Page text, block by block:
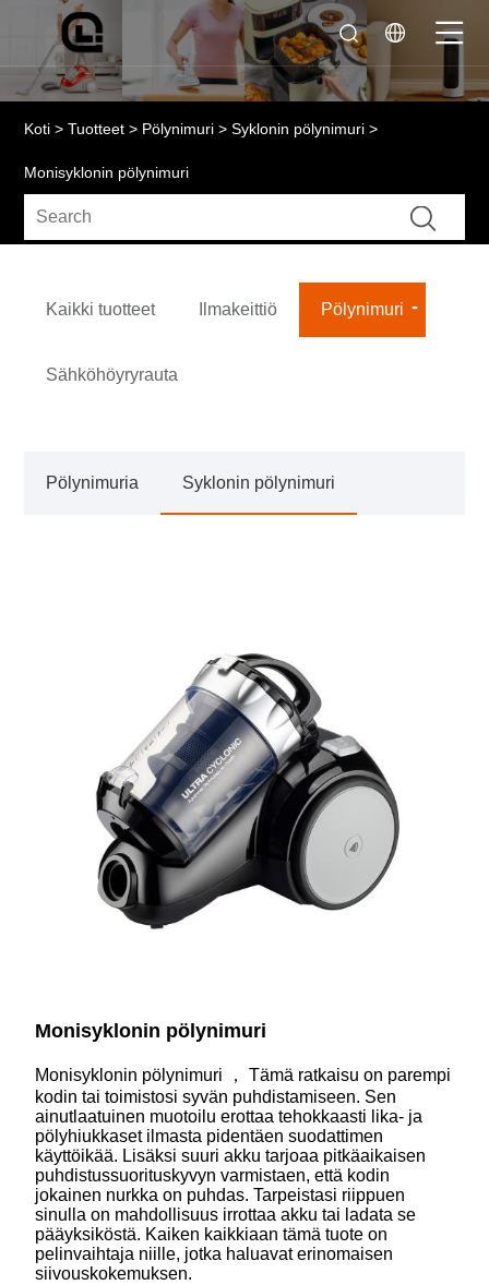
Koti > Tuotteet > Pölynimuri >Syklonin pölynimuri >
Monisyklonin pölynimuri
Kaikki tuotteet Ilmakeittiö Pölynimuri
Sähköhöyryrauta
Pölynimuria Syklonin pölynimuri
Monisyklonin pölynimuri
Monisyklonin pölynimuri ， Tämä ratkaisu on parempi
kodin tai toimistosi syvän puhdistamiseen. Sen
ainutlaatuinen muotoilu erottaa tehokkaasti lika- ja
pölyhiukkaset ilmasta pidentäen suodattimen
käyttöikää. Lisäksi suuri akku tarjoaa pitkäaikaisen
puhdistussuorituskyvyn varmistaen, että kodin
jokainen nurkka on puhdas. Tarpeistasi riippuen
sinulla on mahdollisuus irrottaa akku tai ladata se
pääyksiköstä. Kaiken kaikkiaan tämä tuote on
pelinvaihtaja niille, jotka haluavat erinomaisen
siivouskokemuksen.